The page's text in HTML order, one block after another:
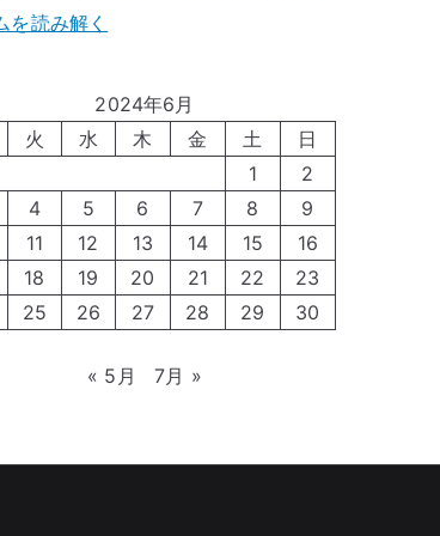
を読み解く
2024年6月
火 水 木 金 土
日
1
2
4 5 6 7 8
9
11 12 13 14 15
16
18 19 20 21 22
23
25 26 27 28 29 30
« 5月 7月 »